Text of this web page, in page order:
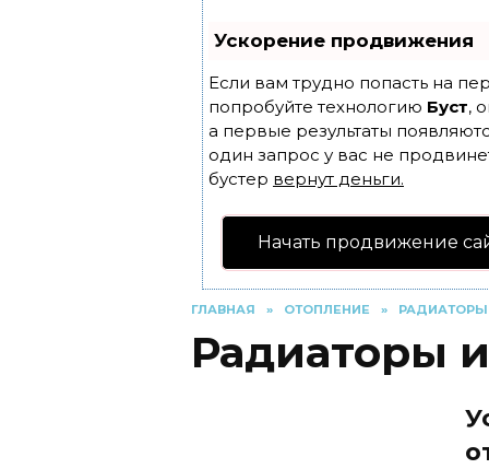
Ускорение продвижения
Если вам трудно попасть на
попробуйте технологию Буст,
а первые результаты
один запрос у вас не
бустер вернут деньги.
Начать продвижение
ГЛАВНАЯ » ОТОПЛЕНИЕ » РАДИАТОРЫ
Радиаторы